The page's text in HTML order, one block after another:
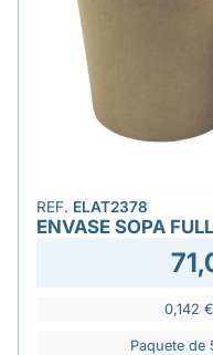
REF. ELAT2378
ENVASE SOPA
0,142
Paquete de